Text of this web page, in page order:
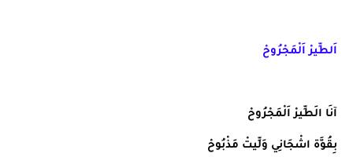
اَلطِّيرْ اَلْمَجْرُوحْ
آنَا الَطِّيرْ اَلْمَجْرُوحْ
بِقُوَّة اشْجَانِي وَلِّيتْ مَذْبُوحْ